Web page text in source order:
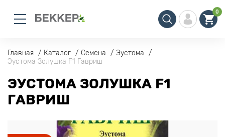
0
Главная Каталог Семена
Эустома
Эустома Золушка F1 Гавриш
ЭУСТОМА ЗОЛУШКА F1
ГАВРИШ